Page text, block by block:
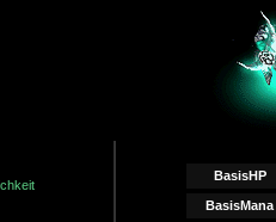
BasisHP
BasisMana